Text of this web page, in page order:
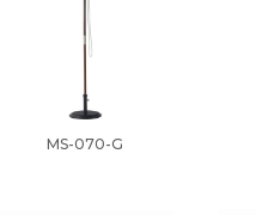
MS-070-G